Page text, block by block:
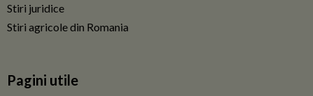
Stiri juridice
Stiri agricole din Romania
Pagini utile